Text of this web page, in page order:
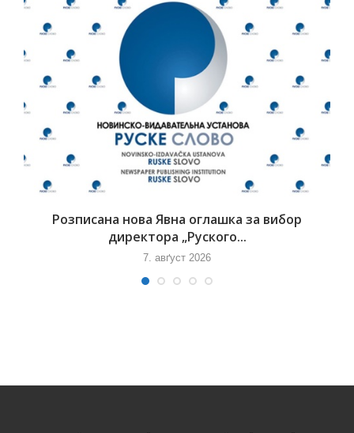
Розписана нова Явна оглашка за вибор
директора „Руского...
7. авґуст 2026